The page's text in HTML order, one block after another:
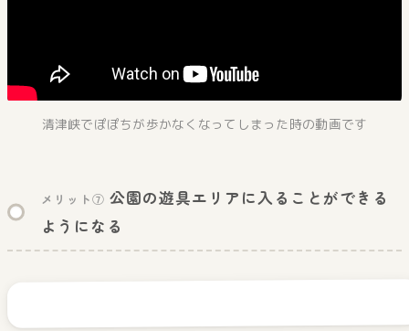
清津峡でぽぽちが歩かなくなってしまった時の動画です
メリット⑦公園の遊具エリアに入ることができる
ようになる